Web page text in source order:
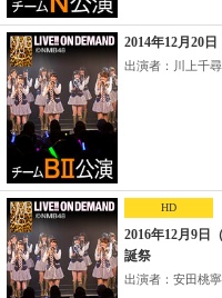
2014年12月20
出演者：川上千
HD
2016年12月9日
誕祭
出演者：安田桃